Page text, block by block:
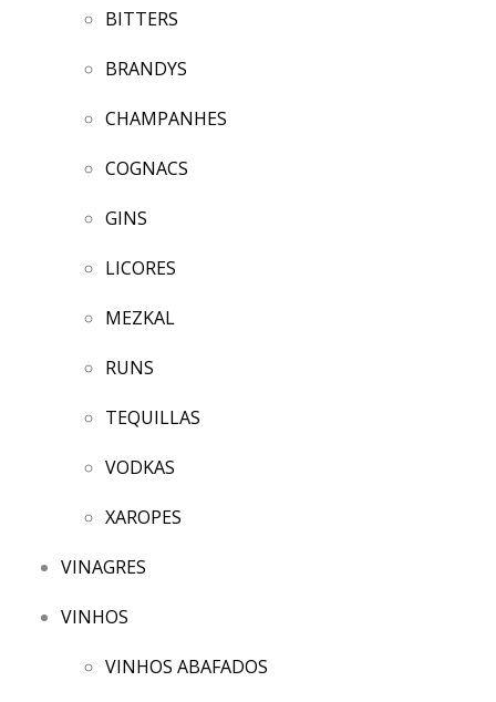
BITTERS
BRANDYS
CHAMPANHES
COGNACS
GINS
LICORES
MEZKAL
RUNS
TEQUILLAS
VODKAS
XAROPES
VINAGRES
VINHOS
VINHOS ABAFADOS